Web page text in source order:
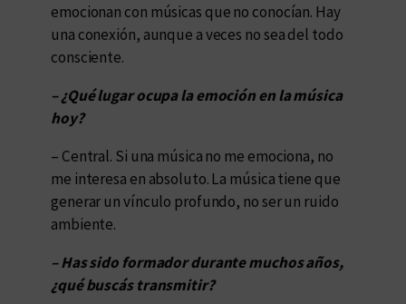
emocionan con músicas que no conocían. Hay
una conexión, aunque a veces no sea del todo
consciente.
– ¿Qué lugar ocupa la emoción en la música
hoy?
– Central. Si una música no me emociona, no
me interesa en absoluto. La música tiene que
generar un vínculo profundo, no ser un ruido
ambiente.
– Has sido formador durante muchos años,
¿qué buscás transmitir?